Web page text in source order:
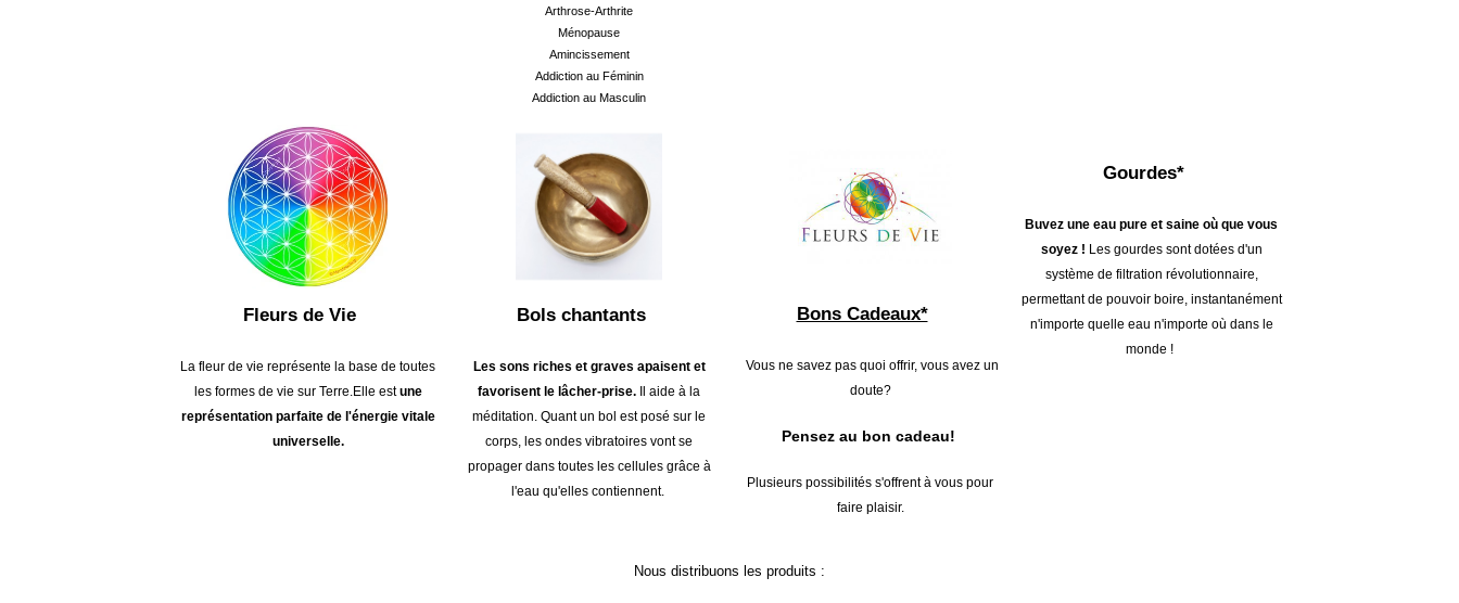
Arthrose-Arthrite
Ménopause
Amincissement
Addiction au Féminin
Addiction au Masculin
Fleurs de Vie
La fleur de vie représente la base de toutes
les formes de vie sur Terre.Elle estune
représentation parfaite de l'énergie vitale
universelle.
Bols chantants
Les sons riches et graves apaisent et
favorisent le lâcher-prise. Il aide à la
méditation. Quant un bol est posé sur le
corps, les ondes vibratoires vont se
propager dans toutes les cellules grâce à
l'eau qu'elles contiennent.
Bons Cadeaux*
Vous ne savez pas quoi offrir, vous avez un
doute?
Pensez au bon cadeau!
Plusieurs possibilités s'offrent à vous pour
faire plaisir.
Gourdes*
Buvez une eau pure et saine où que vous
soyez ! Les gourdes sont dotées d'un
système de filtration révolutionnaire,
permettant de pouvoir boire, instantanément
n'importe quelle eau n'importe où dans le
monde !
Nous distribuons les produits :